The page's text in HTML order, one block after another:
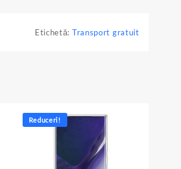
Etichetă: Transport gratuit
Reduceri!